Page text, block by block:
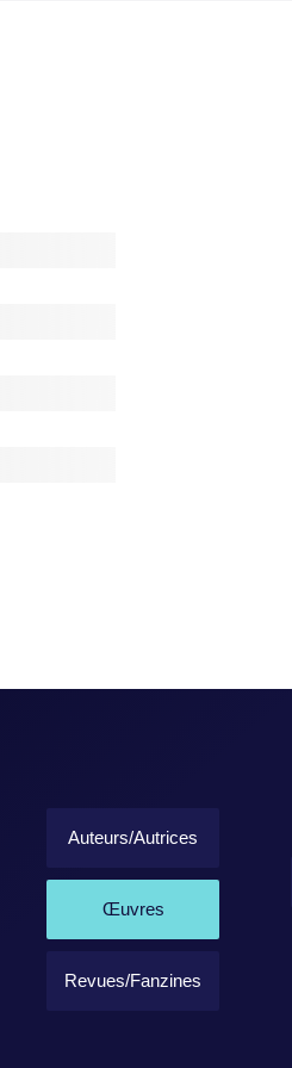
Auteurs/Autrices
Œuvres
Revues/Fanzines